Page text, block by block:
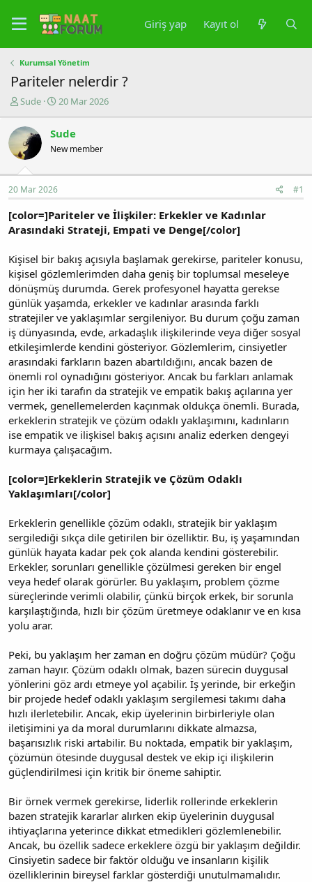
Giriş yap Kayıt ol
Kurumsal Yönetim
Pariteler nelerdir ?
K
n
u
y
u
b
a
l
a
n
Sude
B
l
a
g
t
a
h
i
20 Mar 2026
Sude
New member
20 Mar 2026 #1
[color=]Pariteler ve İlişkiler: Erkekler ve Kadınlar
Arasındaki Strateji, Empati ve Denge[/color]
Kişisel bir bakış açısıyla başlamak gerekirse, pariteler konusu,
kişisel gözlemlerimden daha geniş bir toplumsal meseleye
dönüşmüş durumda. Gerek profesyonel hayatta gerekse
günlük yaşamda, erkekler ve kadınlar arasında farklı
stratejiler ve yaklaşımlar sergileniyor. Bu durum çoğu zaman
iş dünyasında, evde, arkadaşlık ilişkilerinde veya diğer sosyal
etkileşimlerde kendini gösteriyor. Gözlemlerim, cinsiyetler
arasındaki farkların bazen abartıldığını, ancak bazen de
önemli rol oynadığını gösteriyor. Ancak bu farkları anlamak
için her iki tarafın da stratejik ve empatik bakış açılarına yer
vermek, genellemelerden kaçınmak oldukça önemli. Burada,
erkeklerin stratejik ve çözüm odaklı yaklaşımını, kadınların
ise empatik ve ilişkisel bakış açısını analiz ederken dengeyi
kurmaya çalışacağım.
[color=]Erkeklerin Stratejik ve Çözüm Odaklı
Yaklaşımları[/color]
Erkeklerin genellikle çözüm odaklı, stratejik bir yaklaşım
sergilediği sıkça dile getirilen bir özelliktir. Bu, iş yaşamından
günlük hayata kadar pek çok alanda kendini gösterebilir.
Erkekler, sorunları genellikle çözülmesi gereken bir engel
veya hedef olarak görürler. Bu yaklaşım, problem çözme
süreçlerinde verimli olabilir, çünkü birçok erkek, bir sorunla
karşılaştığında, hızlı bir çözüm üretmeye odaklanır ve en kısa
yolu arar.
Peki, bu yaklaşım her zaman en doğru çözüm müdür? Çoğu
zaman hayır. Çözüm odaklı olmak, bazen sürecin duygusal
yönlerini göz ardı etmeye yol açabilir. İş yerinde, bir erkeğin
bir projede hedef odaklı yaklaşım sergilemesi takımı daha
hızlı ilerletebilir. Ancak, ekip üyelerinin birbirleriyle olan
iletişimini ya da moral durumlarını dikkate almazsa,
başarısızlık riski artabilir. Bu noktada, empatik bir yaklaşım,
çözümün ötesinde duygusal destek ve ekip içi ilişkilerin
güçlendirilmesi için kritik bir öneme sahiptir.
Bir örnek vermek gerekirse, liderlik rollerinde erkeklerin
bazen stratejik kararlar alırken ekip üyelerinin duygusal
ihtiyaçlarına yeterince dikkat etmedikleri gözlemlenebilir.
Ancak, bu özellik sadece erkeklere özgü bir yaklaşım değildir.
Cinsiyetin sadece bir faktör olduğu ve insanların kişilik
özelliklerinin bireysel farklar gösterdiği unutulmamalıdır.